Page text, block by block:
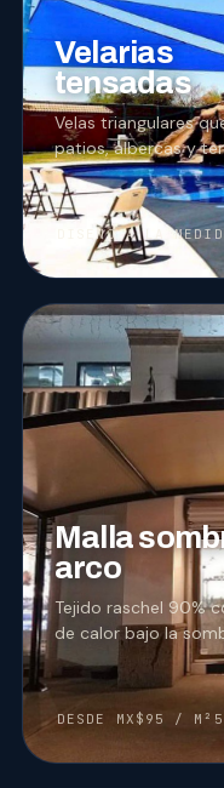
03 VELARIAS
Velarias
tensadas
Velas triangulares
patios, albercas y
DISEÑO A LA
04 MALLA SOMBRA
Malla
arco
Tejido raschel 90%
de calor bajo la
DESDE MX$95 / M²